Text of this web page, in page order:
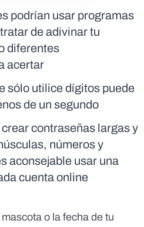
podrían usar programas
de adivinar tu
diferentes
acertar
sólo utilice dígitos puede
de un segundo
contraseñas largas y
números y
aconsejable usar una
cuenta online
o la fecha de tu